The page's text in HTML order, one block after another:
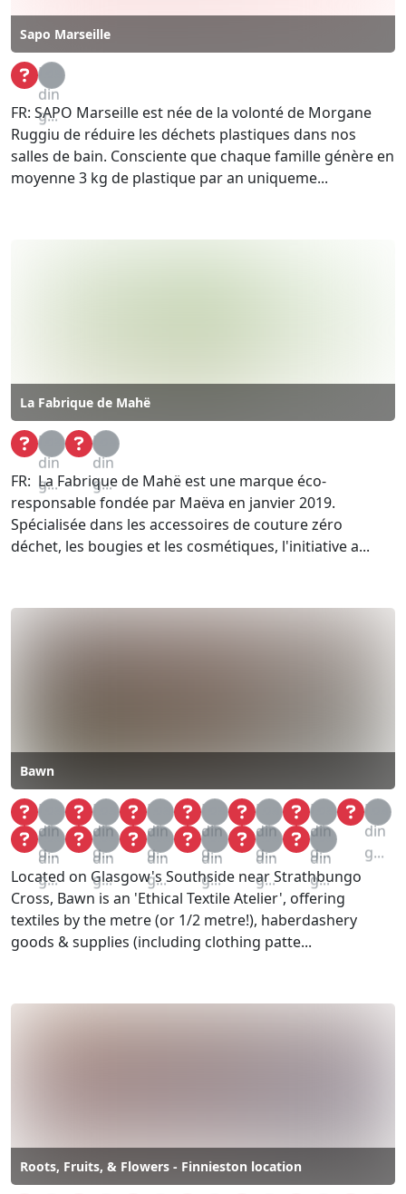
Sapo Marseille
Loa
din
g...
FR: SAPO Marseille est née de la volonté de Morgane
Ruggiu de réduire les déchets plastiques dans nos
salles de bain. Consciente que chaque famille génère en
moyenne 3 kg de plastique par an uniqueme...
La Fabrique de Mahë
Loa
din
g...
Loa
din
g...
FR: La Fabrique de Mahë est une marque éco-
responsable fondée par Maëva en janvier 2019.
Spécialisée dans les accessoires de couture zéro
déchet, les bougies et les cosmétiques, l'initiative a...
Bawn
Loa
din
g...
Loa
din
g...
Loa
din
g...
Loa
din
g...
Loa
din
g...
Loa
din
g...
Loa
din
g...
Loa
din
g...
Loa
din
g...
Loa
din
g...
Loa
din
g...
Loa
din
g...
Loa
din
g...
Located on Glasgow's Southside near Strathbungo
Cross, Bawn is an 'Ethical Textile Atelier', offering
textiles by the metre (or 1/2 metre!), haberdashery
goods & supplies (including clothing patte...
Roots, Fruits, & Flowers - Finnieston location